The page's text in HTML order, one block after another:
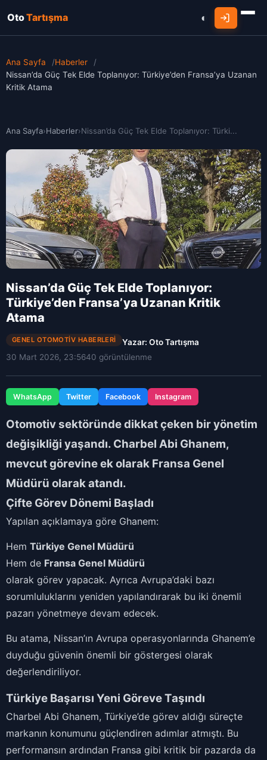
OtoTartışma
Ana Sayfa /Haberler
/
Nissan’da Güç Tek Elde Toplanıyor: Türkiye’den Fransa’ya Uzanan
Kritik Atama
Ana Sayfa›Haberler›Nissan’da Güç Tek Elde Toplanıyor: Türki...
Nissan’da Güç Tek Elde Toplanıyor:
Türkiye’den Fransa’ya Uzanan Kritik
Atama
GENEL OTOMOTIV HABERLERI
Yazar: Oto Tartışma
30 Mart 2026, 23:5640 görüntülenme
WhatsApp Twitter Facebook Instagram
Otomotiv sektöründe dikkat çeken bir yönetim
değişikliği yaşandı. Charbel Abi Ghanem,
mevcut görevine ek olarak Fransa Genel
Müdürü olarak atandı.
Çifte Görev Dönemi Başladı
Yapılan açıklamaya göre Ghanem:
Hem Türkiye Genel Müdürü
Hem de Fransa Genel Müdürü
olarak görev yapacak. Ayrıca Avrupa’daki bazı
sorumluluklarını yeniden yapılandırarak bu iki önemli
pazarı yönetmeye devam edecek.
Bu atama, Nissan’ın Avrupa operasyonlarında Ghanem’e
duyduğu güvenin önemli bir göstergesi olarak
değerlendiriliyor.
Türkiye Başarısı Yeni Göreve Taşındı
Charbel Abi Ghanem, Türkiye’de görev aldığı süreçte
markanın konumunu güçlendiren adımlar atmıştı. Bu
performansın ardından Fransa gibi kritik bir pazarda da